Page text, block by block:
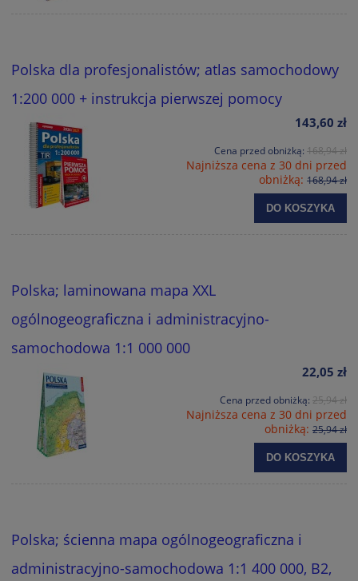
Polska dla profesjonalistów; atlas samochodowy
1:200 000 + instrukcja pierwszej pomocy
143,60 zł
Cena przed obniżką: 168,94 zł
Najniższa cena z 30 dni przed
obniżką: 168,94 zł
DO KOSZYKA
Polska; laminowana mapa XXL
ogólnogeograficzna i administracyjno-
samochodowa 1:1 000 000
22,05 zł
Cena przed obniżką: 25,94 zł
Najniższa cena z 30 dni przed
obniżką: 25,94 zł
DO KOSZYKA
Polska; ścienna mapa ogólnogeograficzna i
administracyjno-samochodowa 1:1 400 000, B2,